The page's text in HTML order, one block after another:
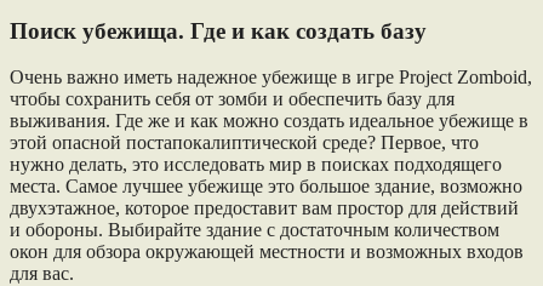
Поиск убежища. Где и как создать базу
Очень важно иметь надежное убежище в игре Project Zomboid,
чтобы сохранить себя от зомби и обеспечить базу для
выживания. Где же и как можно создать идеальное убежище в
этой опасной постапокалиптической среде? Первое, что
нужно делать, это исследовать мир в поисках подходящего
места. Самое лучшее убежище это большое здание, возможно
двухэтажное, которое предоставит вам простор для действий
и обороны. Выбирайте здание с достаточным количеством
окон для обзора окружающей местности и возможных входов
для вас.